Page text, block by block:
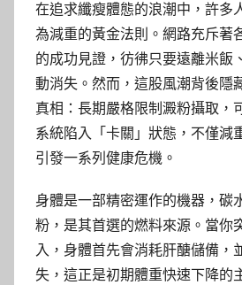
在追求纖瘦體態的浪潮中，許多
為減重的黃金法則。網路充斥著
的成功見證，彷彿只要遠離米飯
動消失。然而，這股風潮背後隱
真相：長期嚴格限制澱粉攝取，
系統陷入「卡關」狀態，不僅減
引發一系列健康危機。
身體是一部精密運作的機器，碳
粉，是其首選的燃料來源。當你
入，身體首先會消耗肝醣儲備，
失，這正是初期體重快速下降的